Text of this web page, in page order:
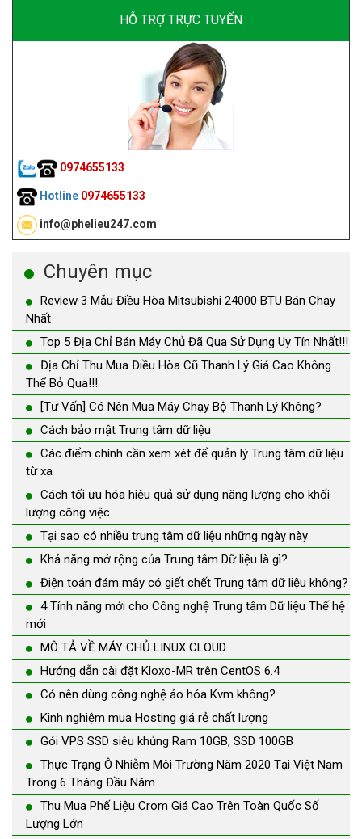
HỖ TRỢ TRỰC TUYẾN
0974655133
Hotline 0974655133
info@phelieu247.com
Chuyên mục
Review 3 Mẫu Điều Hòa Mitsubishi 24000 BTU Bán Chạy
Nhất
Top 5 Địa Chỉ Bán Máy Chủ Đã Qua Sử Dụng Uy Tín Nhất!!!
Địa Chỉ Thu Mua Điều Hòa Cũ Thanh Lý Giá Cao Không
Thể Bỏ Qua!!!
[Tư Vấn] Có Nên Mua Máy Chạy Bộ Thanh Lý Không?
Cách bảo mật Trung tâm dữ liệu
Các điểm chính cần xem xét để quản lý Trung tâm dữ liệu
từ xa
Cách tối ưu hóa hiệu quả sử dụng năng lượng cho khối
lượng công việc
Tại sao có nhiều trung tâm dữ liệu những ngày này
Khả năng mở rộng của Trung tâm Dữ liệu là gì?
Điện toán đám mây có giết chết Trung tâm dữ liệu không?
4 Tính năng mới cho Công nghệ Trung tâm Dữ liệu Thế hệ
mới
MÔ TẢ VỀ MÁY CHỦ LINUX CLOUD
Hướng dẫn cài đặt Kloxo-MR trên CentOS 6.4
Có nên dùng công nghệ ảo hóa Kvm không?
Kinh nghiệm mua Hosting giá rẻ chất lượng
Gói VPS SSD siêu khủng Ram 10GB, SSD 100GB
Thực Trạng Ô Nhiễm Môi Trường Năm 2020 Tại Việt Nam
Trong 6 Tháng Đầu Năm
Thu Mua Phế Liệu Crom Giá Cao Trên Toàn Quốc Số
Lượng Lớn